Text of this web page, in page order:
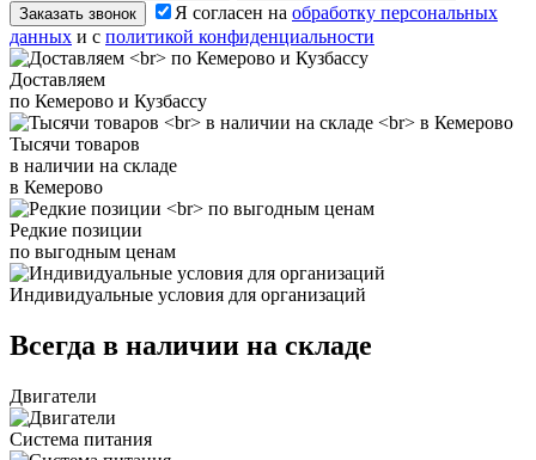
Заказать звонок Я согласен на обработку персональных
данных и с политикой конфиденциальности
Доставляем
по Кемерово и Кузбассу
Тысячи товаров
в наличии на складе
в Кемерово
Редкие позиции
по выгодным ценам
Индивидуальные условия для организаций
Всегда в наличии на складе
Двигатели
Система питания